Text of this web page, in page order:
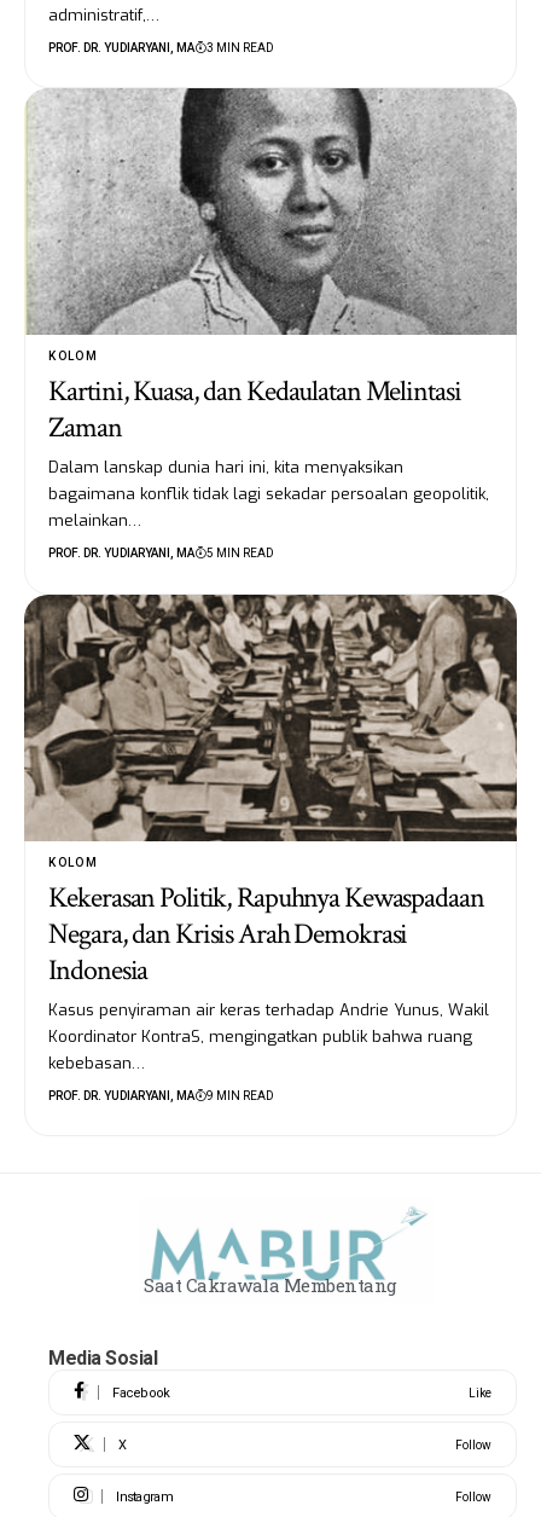
administratif,…
PROF. DR. YUDIARYANI, MA 3 MIN READ
KOLOM
Kartini, Kuasa, dan Kedaulatan Melintasi
Zaman
Dalam lanskap dunia hari ini, kita menyaksikan
bagaimana konflik tidak lagi sekadar persoalan geopolitik,
melainkan…
PROF. DR. YUDIARYANI, MA 5 MIN READ
KOLOM
Kekerasan Politik, Rapuhnya Kewaspadaan
Negara, dan Krisis Arah Demokrasi
Indonesia
Kasus penyiraman air keras terhadap Andrie Yunus, Wakil
Koordinator KontraS, mengingatkan publik bahwa ruang
kebebasan…
PROF. DR. YUDIARYANI, MA 9 MIN READ
Saat Cakrawala Membentang
Media Sosial
Facebook Like
X Follow
Instagram Follow